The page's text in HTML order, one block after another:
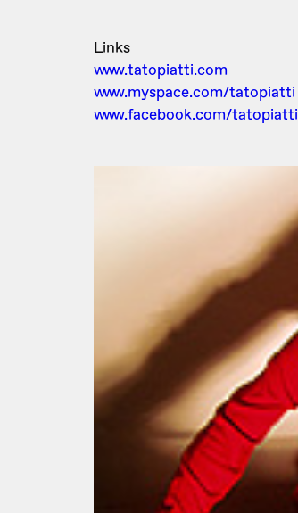
Links
www.tatopiatti.com
www.myspace.com/tatopiatti
www.facebook.com/tatopiatti